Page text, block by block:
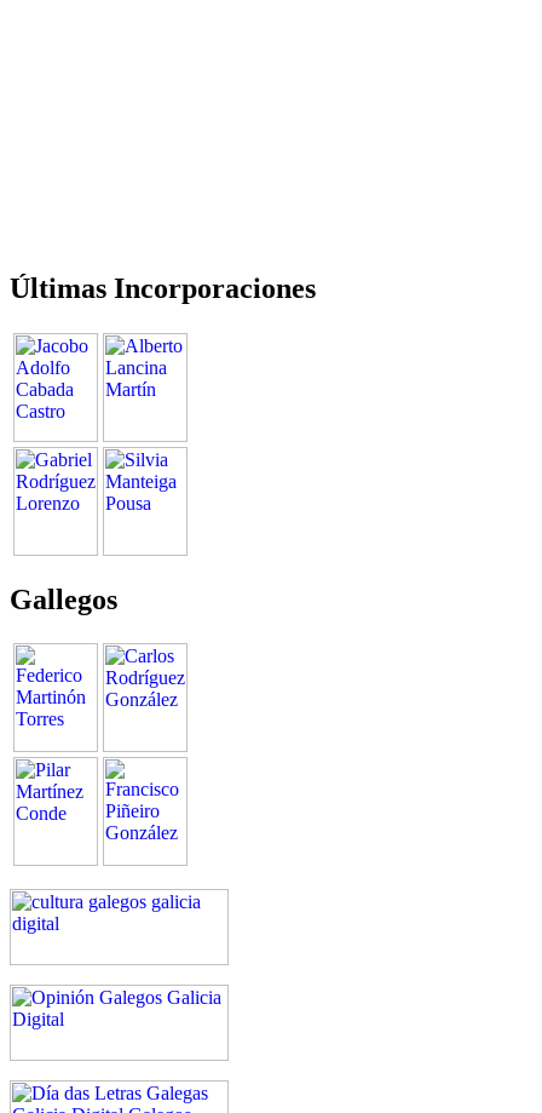
Últimas Incorporaciones
Gallegos